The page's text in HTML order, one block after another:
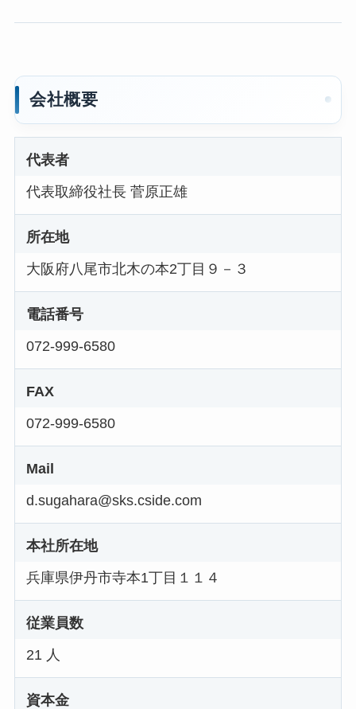
会社概要
代表者
代表取締役社長 菅原正雄
所在地
大阪府八尾市北木の本2丁目９－３
電話番号
072-999-6580
FAX
072-999-6580
Mail
d.sugahara@sks.cside.com
本社所在地
兵庫県伊丹市寺本1丁目１１４
従業員数
21 人
資本金